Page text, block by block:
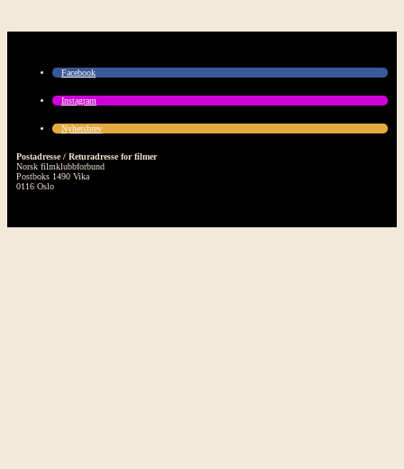
Facebook
Instagram
Nyhetsbrev
Postadresse / Returadresse for filmer
Norsk filmklubbforbund
Postboks 1490 Vika
0116 Oslo